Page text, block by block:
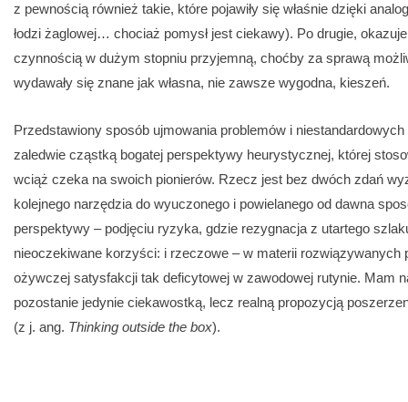
z pewnością również takie, które pojawiły się właśnie dzięki
łodzi żaglowej… chociaż pomysł jest ciekawy). Po drugie,
czynnością w dużym stopniu przyjemną, choćby za sprawą
wydawały się znane jak własna, nie zawsze wygodna, kieszeń.
Przedstawiony sposób ujmowania problemów i
zaledwie cząstką bogatej perspektywy heurystycznej, której
wciąż czeka na swoich pionierów. Rzecz jest bez dwóch zdań
kolejnego narzędzia do wyuczonego i powielanego od dawna
perspektywy – podjęciu ryzyka, gdzie rezygnacja z utartego
nieoczekiwane korzyści: i rzeczowe – w materii
ożywczej satysfakcji tak deficytowej w zawodowej rutynie. Mam
pozostanie jedynie ciekawostką, lecz realną propozycją
(z j. ang. Thinking outside the box).